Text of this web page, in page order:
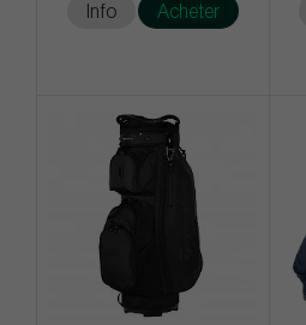
Info Acheter